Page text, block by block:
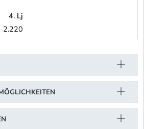
AG für Energie (Strom, Gas, Wärme),
4. Lj
2.220